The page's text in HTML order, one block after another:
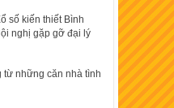
số kiến thiết Bình
nghị gặp gỡ đại lý
từ những căn nhà tình